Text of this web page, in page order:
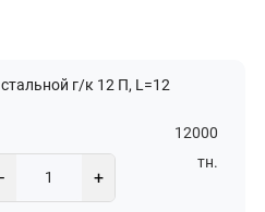
г/к 12 П, L=12
12000
+
тн.